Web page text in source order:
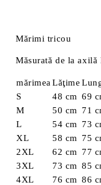
Mărimi tricou
Măsurată de la axilă
mărimea Lăţime
S
48 cm 69
M
50 cm 71
L
54 cm 73
XL
58 cm 75
2XL
62 cm 77
3XL
73 cm 85
4XL
76 cm 86